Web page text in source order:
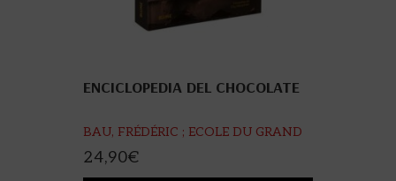
ENCICLOPEDIA DEL CHOCOLATE
BAU, FRÉDÉRIC ; ECOLE DU GRAND
CHOCOLAT VALRHO
24,90€